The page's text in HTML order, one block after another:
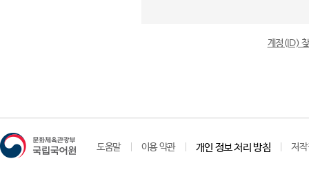
계정(ID)
도움말 이용 약관 개인 정보 처리 방침 저